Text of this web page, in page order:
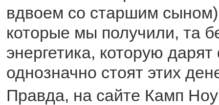
вдвоем со старшим
которые мы получили, та
энергетика, которую
однозначно стоят этих
Правда, на сайте Камп